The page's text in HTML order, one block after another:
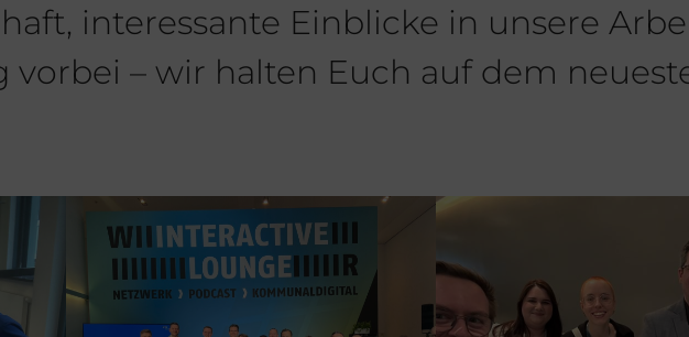
interessante Einblicke in unsere
vorbei – wir halten Euch auf dem